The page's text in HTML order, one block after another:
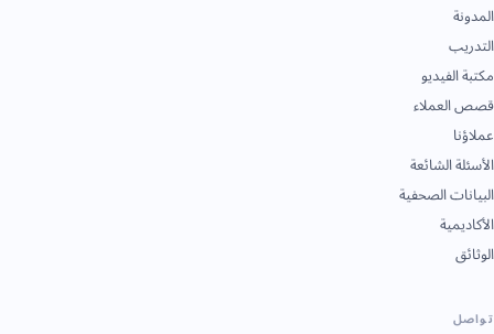
المدونة
التدريب
مكتبة الفيديو
قصص العملاء
عملاؤنا
الأسئلة الشائعة
البيانات الصحفية
الأكاديمية
الوثائق
تواصل